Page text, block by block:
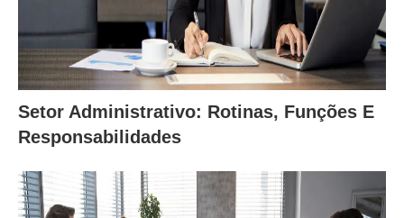
Setor Administrativo: Rotinas, Funções E
Responsabilidades